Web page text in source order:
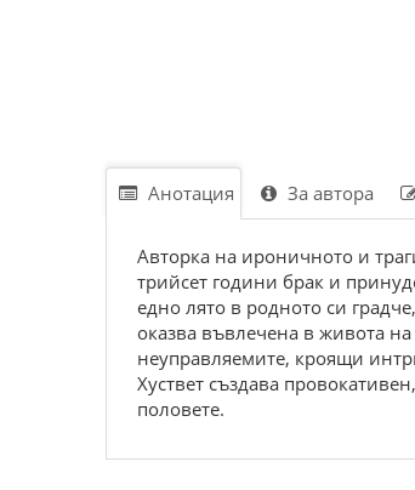
Анотация За автора
Авторка на ироничното и
трийсет години брак и
едно лято в родното си
оказва въвлечена в живота
неуправляемите, кроящи
Хуствет създава
половете.